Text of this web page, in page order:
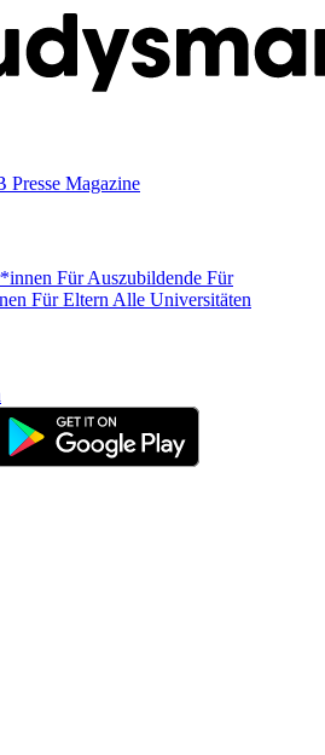
Presse Magazine
Für Auszubildende Für
Für Eltern Alle Universitäten